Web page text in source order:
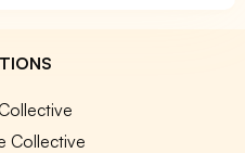
Collective